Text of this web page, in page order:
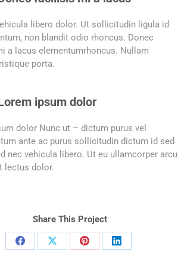
libero dolor. Ut sollicitudin ligula id
non blandit odio rhoncus. Donec
a lacus elementumrhoncus. Nullam
porta.
ipsum dolor
dolor Nunc ut – dictum purus vel
ante ac purus sollicitudin dictum id sed
nec vehicula libero. Ut eu ullamcorper arcu
lectus dolor.
Share This Project
CompartilharCompartilharCompartilharCompartilhar